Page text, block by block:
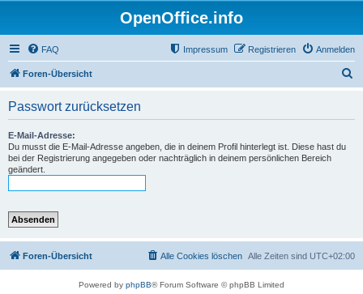
OpenOffice.info
FAQ Anmelden
Registrieren
Impressum
Foren-Übersicht
Passwort zurücksetzen
E-Mail-Adresse:
Du musst die E-Mail-Adresse angeben, die in deinem Profil hinterlegt ist. Diese hast du
bei der Registrierung angegeben oder nachträglich in deinem persönlichen Bereich
geändert.
Foren-Übersicht Alle Zeiten sind UTC+02:00
Alle Cookies löschen
Powered by phpBB® Forum Software © phpBB Limited